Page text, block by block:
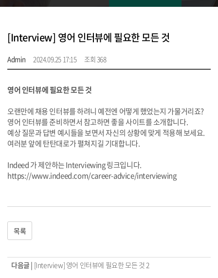
[Interview] 영어 인터뷰에 필요한 모든 것
Admin 2024.09.25 17:15 조회 368
영어 인터뷰에 필요한 모든 것
오랜만에 채용 인터뷰를 하려니 예전엔 어떻게 했었는지 가물거리죠?
영어 인터뷰를 준비하면서 참고하면 좋을 사이트를 소개합니다.
예상질문과 답변 예시들을 보면서 자신의 상황에 맞게 적용해 보세요.
여러분 앞에 탄탄대로가 펼쳐지길 기대합니다.
Indeed 가 제안하는 Interviewing 링크입니다.
https://www.indeed.com/career-advice/interviewing
목록
다음글 | [Interview] 영어 인터뷰에 필요한 모든 것 2